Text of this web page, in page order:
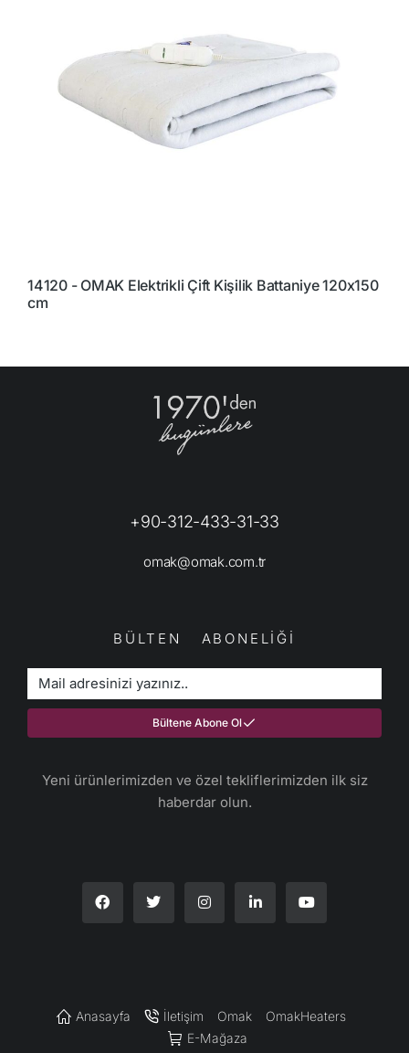
14120 - OMAK Elektrikli Çift Kişilik Battaniye 120x150
cm
+90-312-433-31-33
omak@omak.com.tr
BÜLTEN ABONELİĞİ
Bültene Abone Ol
Yeni ürünlerimizden ve özel tekliflerimizden ilk siz
haberdar olun.​
Anasayfa İletişim Omak
OmakHeaters
E-Mağaza